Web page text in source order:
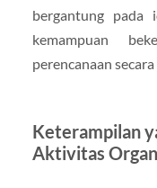
bergantung
kemampuan
perencanaan
Keterampilan
Aktivitas